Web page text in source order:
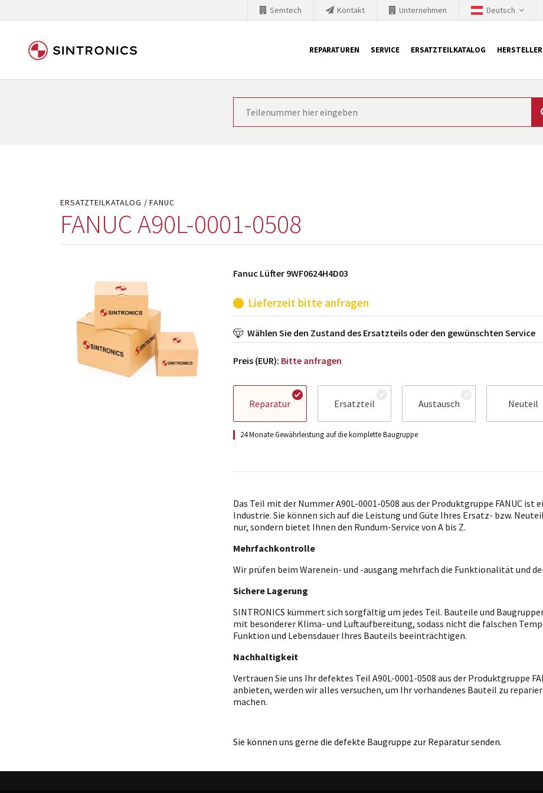
Deutsch
Unternehmen
Kontakt
Semtech
REPARATUREN SERVICE ERSATZTEILKATALOG HERSTELLER
Unsere Zusammenarbeit mit Siemens
ERSATZTEILKATALOG FANUC
FANUC A90L-0001-0508
Fanuc Lüfter 9WF0624H4D03
Lieferzeit bitte anfragen
Wählen Sie den Zustand des Ersatzteils oder den gewünschten Service
Preis (EUR): Bitte anfragen
Reparatur Ersatzteil Austausch Neuteil
24 Monate Gewährleistung auf die komplette Baugruppe
Das Teil mit der Nummer A90L-0001-0508 aus der Produktgruppe FANUC
Industrie. Sie können sich auf die Leistung und Güte Ihres Ersatz- bzw.
nur, sondern bietet Ihnen den Rundum-Service von A bis Z.
Mehrfachkontrolle
Wir prüfen beim Warenein- und -ausgang mehrfach die Funktionalität und
Sichere Lagerung
SINTRONICS kümmert sich sorgfältig um jedes Teil. Bauteile und
mit besonderer Klima- und Luftaufbereitung, sodass nicht die falschen
Funktion und Lebensdauer Ihres Bauteils beeinträchtigen.
Nachhaltigkeit
Vertrauen Sie uns Ihr defektes Teil A90L-0001-0508 aus der Produktgruppe
anbieten, werden wir alles versuchen, um Ihr vorhandenes Bauteil zu
machen.
Sie können uns gerne die defekte Baugruppe zur Reparatur senden.